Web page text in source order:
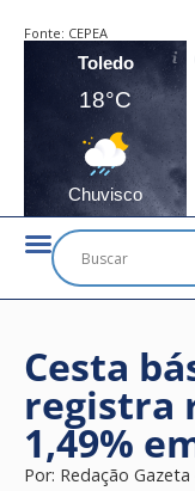
Fonte: CEPEA
Toledo
18°C
Chuvisco
Cesta
registra
1,49%
Por: Redação